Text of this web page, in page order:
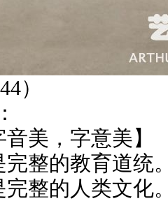
）
美，字意美】
整的教育道统
整的人类文化